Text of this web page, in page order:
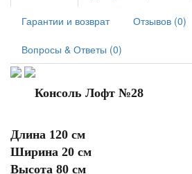
Гарантии и возврат Отзывов (0)
Вопросы & Ответы (0)
Консоль Лофт №28
Длина 120 см
Ширина 20 см
Высота 80 см